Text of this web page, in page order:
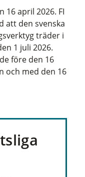
16 april 2026. FI
att den svenska
träder i
1 juli 2026.
före den 16
och med den 16